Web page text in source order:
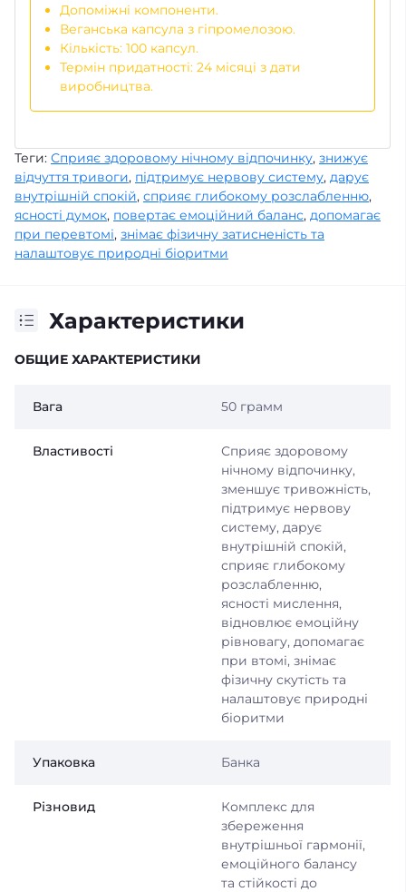
Допоміжні компоненти.
Веганська капсула з гіпромелозою.
Кількість: 100 капсул.
Термін придатності: 24 місяці з дати
виробництва.
Теги: Сприяє здоровому нічному відпочинку, знижує
відчуття тривоги, підтримує нервову систему, дарує
внутрішній спокій, сприяє глибокому розслабленню,
ясності думок, повертає емоційний баланс, допомагає
при перевтомі, знімає фізичну затисненість та
налаштовує природні біоритми
Характеристики
ОБЩИЕ ХАРАКТЕРИСТИКИ
Вага 50 грамм
Властивості
Сприяє здоровому
нічному відпочинку,
зменшує тривожність,
підтримує нервову
систему, дарує
внутрішній спокій,
сприяє глибокому
розслабленню,
ясності мислення,
відновлює емоційну
рівновагу, допомагає
при втомі, знімає
фізичну скутість та
налаштовує природні
біоритми
Упаковка Банка
Різновид
Комплекс для
збереження
внутрішньої гармонії,
емоційного балансу
та стійкості до